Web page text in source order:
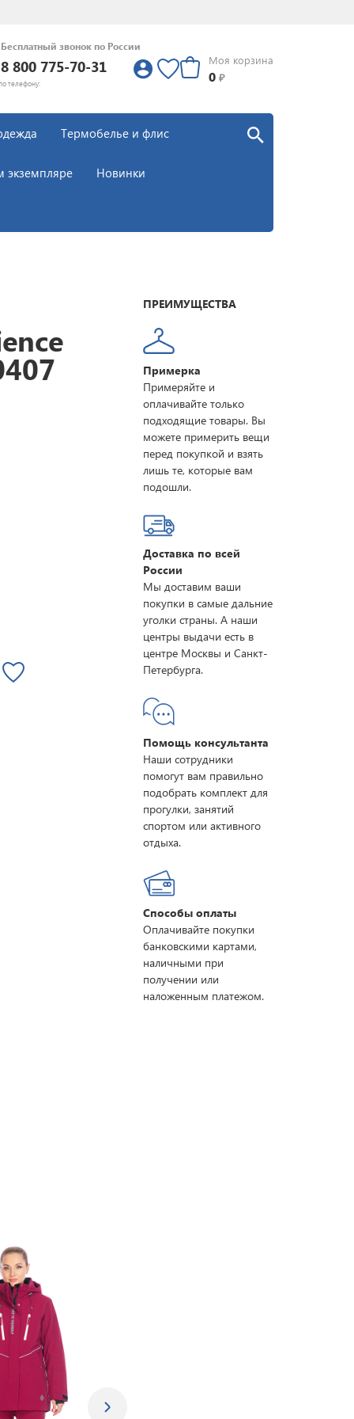
Бесплатный звонок по России
8 800 775-70-31
телефону:
Моя корзина
0 ₽
Термобелье и флис
экземпляре Новинки
ПРЕИМУЩЕСТВА
Примерка
Примеряйте и
оплачивайте только
подходящие товары. Вы
можете примерить вещи
перед покупкой и взять
лишь те, которые вам
подошли.
Доставка по всей
России
Мы доставим ваши
покупки в самые дальние
уголки страны. А наши
центры выдачи есть в
центре Москвы и Санкт-
Петербурга.
Помощь консультанта
Наши сотрудники
помогут вам правильно
подобрать комплект для
прогулки, занятий
спортом или активного
отдыха.
Способы оплаты
Оплачивайте покупки
банковскими картами,
наличными при
получении или
наложенным платежом.